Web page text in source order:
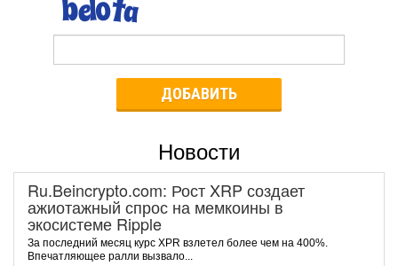
ДОБАВИТЬ
Новости
Ru.Beincrypto.com: Рост XRP создает
ажиотажный спрос на мемкоины в
экосистеме Ripple
За последний месяц курс XPR взлетел более чем на 400%.
Впечатляющее ралли вызвало...